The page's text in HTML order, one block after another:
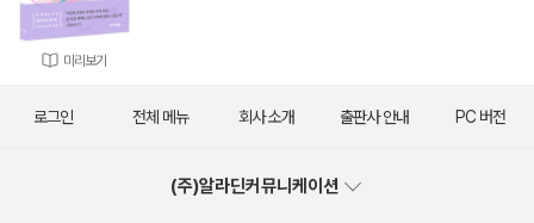
미리보기
로그인 전체 메뉴 회사 소개 출판사 안내 PC 버전
(주)알라딘커뮤니케이션